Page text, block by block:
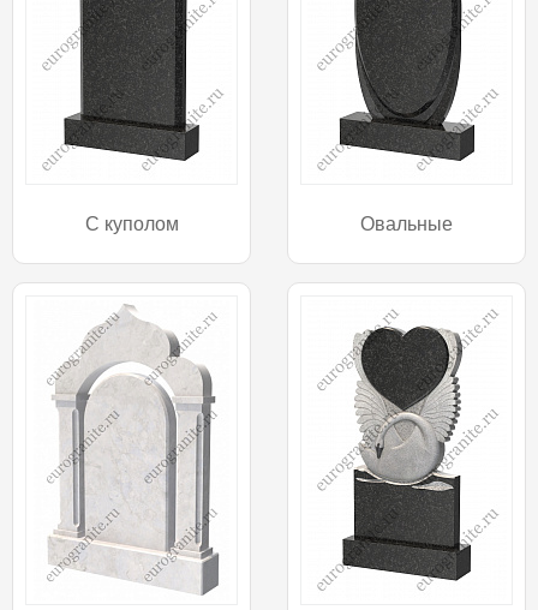
С куполом Овальные